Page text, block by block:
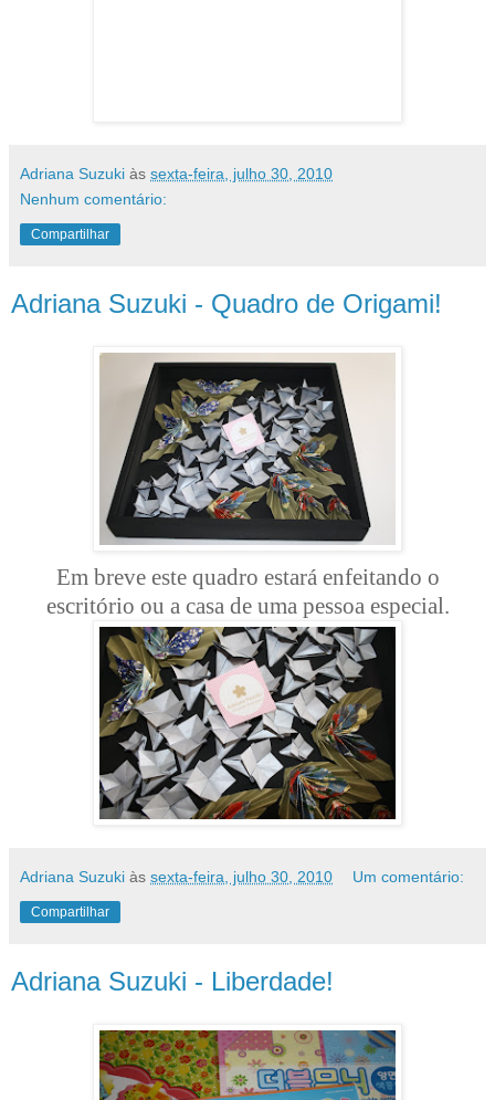
Adriana Suzuki às sexta-feira, julho 30, 2010
Nenhum comentário:
Compartilhar
Adriana Suzuki - Quadro de Origami!
Em breve este quadro estará enfeitando o
escritório ou a casa de uma pessoa especial.
Adriana Suzuki às sexta-feira, julho 30, 2010 Um comentário:
Compartilhar
Adriana Suzuki - Liberdade!